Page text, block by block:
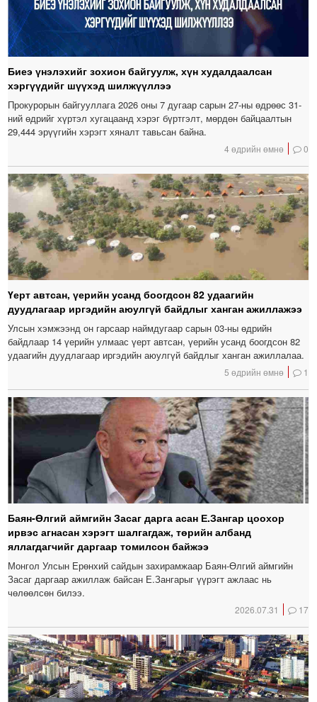
Биеэ үнэлэхийг зохион байгуулж, хүн худалдаалсан
хэргүүдийг шүүхэд шилжүүллээ
Прокурорын байгууллага 2026 оны 7 дугаар сарын 27-ны өдрөөс 31-
ний өдрийг хүртэл хугацаанд хэрэг бүртгэлт, мөрдөн байцаалтын
29,444 эрүүгийн хэрэгт хяналт тавьсан байна.
4 өдрийн өмнө 0
Үерт автсан, үерийн усанд боогдсон 82 удаагийн
дуудлагаар иргэдийн аюулгүй байдлыг ханган ажиллажээ
Улсын хэмжээнд он гарсаар наймдугаар сарын 03-ны өдрийн
байдлаар 14 үерийн улмаас үерт автсан, үерийн усанд боогдсон 82
удаагийн дуудлагаар иргэдийн аюулгүй байдлыг ханган ажиллалаа.
5 өдрийн өмнө 1
Баян-Өлгий аймгийн Засаг дарга асан Е.Зангар цоохор
ирвэс агнасан хэрэгт шалгагдаж, төрийн албанд
яллагдагчийг даргаар томилсон байжээ
Монгол Улсын Ерөнхий сайдын захирамжаар Баян-Өлгий аймгийн
Засаг даргаар ажиллаж байсан Е.Зангарыг үүрэгт ажлаас нь
чөлөөлсөн билээ.
2026.07.31 17